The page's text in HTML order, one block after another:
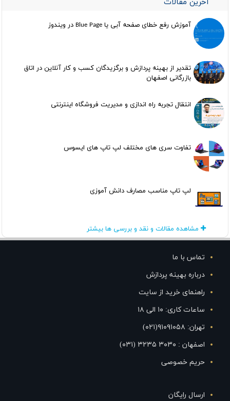
آخرین مقالات
آموزش رفع خطای صفحه آبی یا Blue Page در ویندوز
تقدیر از بهینه پردازش و برگزیدگان کسب و کار آنلاین در اتاق
بازرگانی اصفهان
انتقال تجربه راه اندازی و مدیریت فروشگاه اینترنتی
تفاوت سری های مختلف لپ تاپ های ایسوس
لپ تاپ مناسب مصارف دانش آموزی
مشاهده مقالات و نقد و بررسی ها بیشتر
تماس با ما
درباره بهینه پردازش
راهنمای خرید از سایت
ساعات کاری: ۱۰ الی ۱۸
تهران: ۹۱۰۹۱۰۵۸(۰۲۱)
اصفهان : ۳۰۳۰ ۳۲۳۵ (۰۳۱)
حریم خصوصی
ارسال رایگان